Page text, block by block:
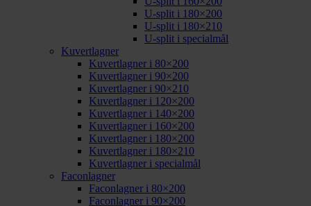
U-split i 180×200
U-split i 180×210
U-split i specialmål
Kuvertlagner
Kuvertlagner i 80×200
Kuvertlagner i 90×200
Kuvertlagner i 90×210
Kuvertlagner i 120×200
Kuvertlagner i 140×200
Kuvertlagner i 160×200
Kuvertlagner i 180×200
Kuvertlagner i 180×210
Kuvertlagner i specialmål
Faconlagner
Faconlagner i 80×200
Faconlagner i 90×200